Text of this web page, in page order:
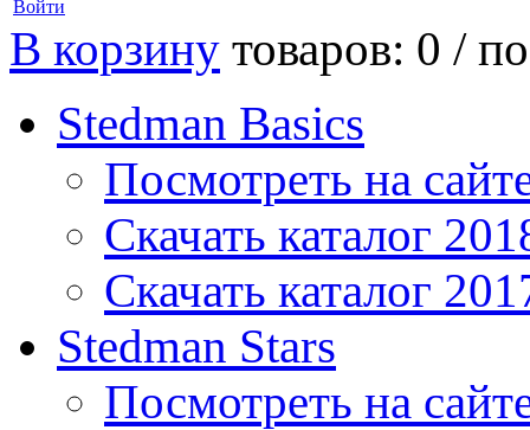
Войти
В корзину товаров: 0 /
Stedman Basics
Посмотреть на
Скачать каталог
Скачать каталог
Stedman Stars
Посмотреть на